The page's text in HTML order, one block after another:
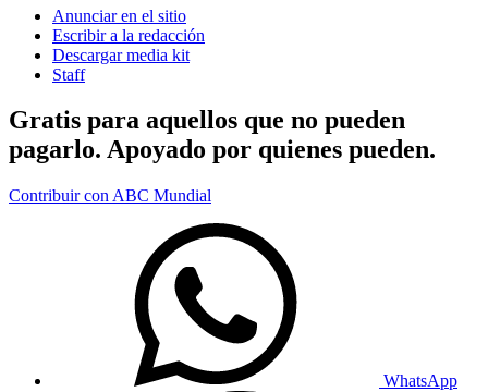
Anunciar en el sitio
Escribir a la redacción
Descargar media kit
Staff
Gratis para aquellos que no pueden
pagarlo. Apoyado por quienes pueden.
Contribuir con ABC Mundial
WhatsApp